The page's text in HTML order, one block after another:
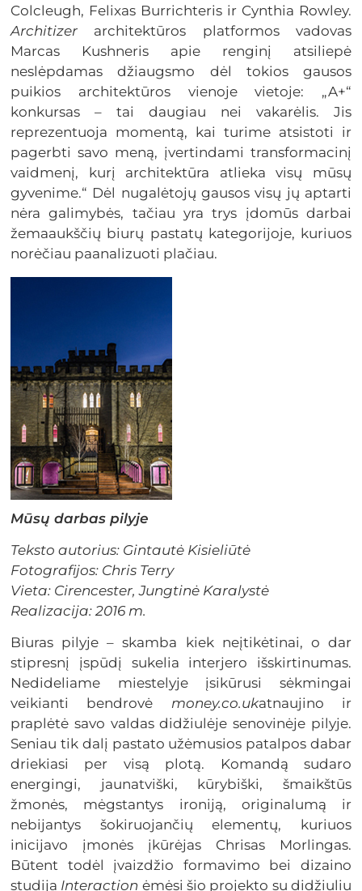
Colcleugh, Felixas Burrichteris ir Cynthia Rowley.
Architizer architektūros platformos vadovas
Marcas Kushneris apie renginį atsiliepė
neslėpdamas džiaugsmo dėl tokios gausos
puikios architektūros vienoje vietoje: „A+“
konkursas – tai daugiau nei vakarėlis. Jis
reprezentuoja momentą, kai turime atsistoti ir
pagerbti savo meną, įvertindami transformacinį
vaidmenį, kurį architektūra atlieka visų mūsų
gyvenime.“ Dėl nugalėtojų gausos visų jų aptarti
nėra galimybės, tačiau yra trys įdomūs darbai
žemaaukščių biurų pastatų kategorijoje, kuriuos
norėčiau paanalizuoti plačiau.
Mūsų darbas pilyje
Teksto autorius: Gintautė Kisieliūtė
Fotografijos: Chris Terry
Vieta: Cirencester, Jungtinė Karalystė
Realizacija: 2016 m.
Biuras pilyje – skamba kiek neįtikėtinai, o dar
stipresnį įspūdį sukelia interjero išskirtinumas.
Nedideliame miestelyje įsikūrusi sėkmingai
veikianti bendrovė money.co.ukatnaujino ir
praplėtė savo valdas didžiulėje senovinėje pilyje.
Seniau tik dalį pastato užėmusios patalpos dabar
driekiasi per visą plotą. Komandą sudaro
energingi, jaunatviški, kūrybiški, šmaikštūs
žmonės, mėgstantys ironiją, originalumą ir
nebijantys šokiruojančių elementų, kuriuos
inicijavo įmonės įkūrėjas Chrisas Morlingas.
Būtent todėl įvaizdžio formavimo bei dizaino
studija Interaction ėmėsi šio projekto su didžiuliu